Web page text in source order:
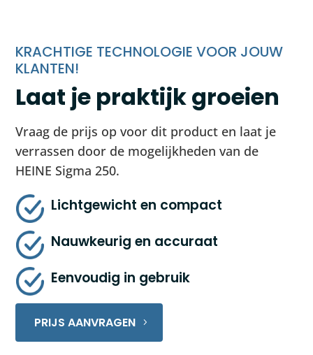
KRACHTIGE TECHNOLOGIE VOOR JOUW
KLANTEN!
Laat je praktijk groeien
Vraag de prijs op voor dit product en laat je
verrassen door de mogelijkheden van de
HEINE Sigma 250.
Lichtgewicht en compact
Nauwkeurig en accuraat
Eenvoudig in gebruik
PRIJS AANVRAGEN